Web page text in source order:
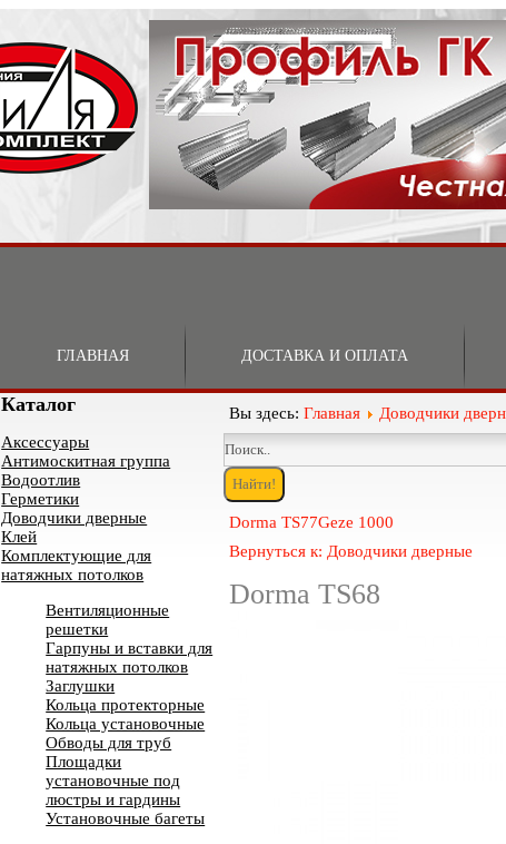
ГЛАВНАЯ ДОСТАВКА И ОПЛАТА
Каталог
Аксессуары
Антимоскитная группа
Водоотлив
Герметики
Доводчики дверные
Клей
Комплектующие для
натяжных потолков
Вентиляционные
решетки
Гарпуны и вставки для
натяжных потолков
Заглушки
Кольца протекторные
Кольца установочные
Обводы для труб
Площадки
установочные под
люстры и гардины
Установочные багеты
Вы здесь:Главная Доводчики
Dorma TS77Geze 1000
Вернуться к: Доводчики дверные
Dorma TS68